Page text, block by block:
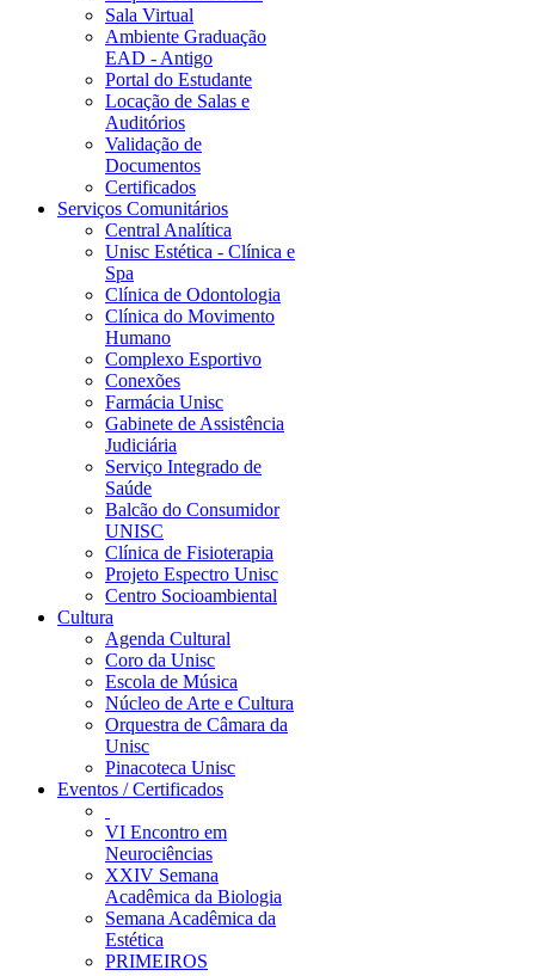
Sala Virtual
Ambiente Graduação
EAD - Antigo
Portal do Estudante
Locação de Salas e
Auditórios
Validação de
Documentos
Certificados
Serviços Comunitários
Central Analítica
Unisc Estética - Clínica e
Spa
Clínica de Odontologia
Clínica do Movimento
Humano
Complexo Esportivo
Conexões
Farmácia Unisc
Gabinete de Assistência
Judiciária
Serviço Integrado de
Saúde
Balcão do Consumidor
UNISC
Clínica de Fisioterapia
Projeto Espectro Unisc
Centro Socioambiental
Cultura
Agenda Cultural
Coro da Unisc
Escola de Música
Núcleo de Arte e Cultura
Orquestra de Câmara da
Unisc
Pinacoteca Unisc
Eventos / Certificados
VI Encontro em
Neurociências
XXIV Semana
Acadêmica da Biologia
Semana Acadêmica da
Estética
PRIMEIROS